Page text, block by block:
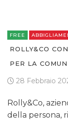
FREE
ROLLY&CO
PER LA
28 Febbraio
Rolly&Co,
della persona,